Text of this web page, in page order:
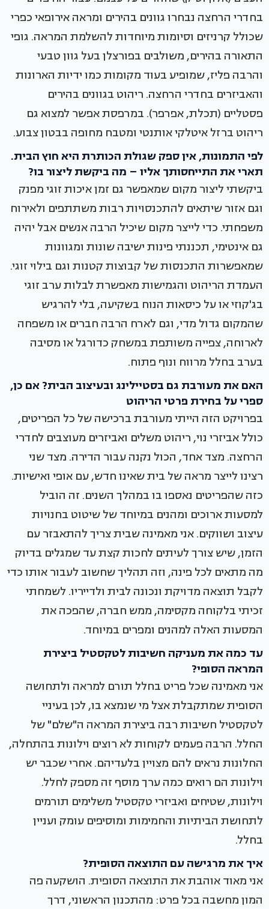
בחדרי הרחצה נבחרו גוונים בהירים ומראה אירופאי כפרי
שכולל קרניזים וסיומות מיוחדות להשלמת המראה. גופי
התאורה בהירים, משולבים בפורצלן בעל גוון טבעי
והרבה פליז, שמופיע בעוד מקומות כמו ידיות הארונות
והאביזרים בחדרי הרחצה. ריהוט בגוונים בהירים
פסטליים (תכלת, אפרפר). במרפסת אפשר למצוא גם
ריהוט ברזל איטלקי אותנטי ומטבח מחופה בבטון צבוע.
לפי התמונות, אין ספק שגולת הכותרת היא חוץ הבית.
תארי את התייחסותך אליו – מה ביקשת ליצור בו?
ביקשתי ליצור מקום שמאפשר גם זמן איכות זוגי מפנק
וגם אזור שיתאים להתכנסויות רבות משתתפים ולאירוח
משפחתי. כדי לייצר מקום שיכיל הרבה אנשים אבל יהיה
גם אינטימי, תכננתי פינות ישיבה שונות ומגוונות
שמאפשרות התכנסות של קבוצות קטנות וגם בילוי זוגי.
העמדת הריהוט והגמישות מאפשרת לבלות ערב זוגי
בג'קוזי או על כיסאות הנוח בשקיעה, בלי להרגיש
שהמקום גדול מדי, וגם לארח הרבה חברים או משפחה
לארוחה, צפייה משותפת במשחק כדורגל או מסיבה
בערב בחלל מרווח ונוף פתוח.
האם את מעורבת גם בסטיילינג ובעיצוב הבית? אם כן,
ספרי על בחירת פרטי הריהוט
בפרויקט הזה הייתי מעורבת ברכישה של כל הפריטים,
כולל אביזרי נוי, ריהוט משלים ואביזרים מעוצבים לחדרי
הרחצה. מצד אחד, הכול נקנה עבור הדירה. מצד שני
רצינו לייצר מראה של בית שאינו חדש, עם אופי ואישיות.
כזה שהפריטים נאספו בו במהלך השנים. זה הוביל
למסעות ארוכים ומהנים במיוחד של שיטוט בחנויות
עיצוב ושווקים. אני מאמינה שבית צריך להתאבזר עם
הזמן, שיש צורך לעיתים לחכות קצת עד שמגלים בדיוק
מה מתאים לכל פינה, וזה תהליך שחשוב לעבור אותו כדי
לקבל תוצאה מדויקת ונכונה לבית ולדייריו. לשמחתי
זכיתי בלקוחה מקסימה, ממש חברה, שהפכה את
המסעות האלה למהנים ומפרים במיוחד.
עד כמה את מעניקה חשיבות לטקסטיל ביצירת
המראה הסופי?
אני מאמינה שכל פריט בחלל תורם למראה ולתחושה
הסופית שמתקבלת אצל מי שנמצא בו, לכן בעיניי
לטקסטיל חשיבות רבה ביצירת המראה ה"שלם" של
החלל. הרבה פעמים לקוחות לא רוצים וילונות בהתחלה,
החלונות נראים להם מצויין בלעדיהם. אחרי שכבר יש
וילונות הם רואים כמה ערך מוסף זה מספק לחלל.
וילונות, שטיחים ואביזרי טקסטיל משלימים תורמים
לתחושת הביתיות והחמימות ומוסיפים עומק ועניין
בחלל.
איך את מרגישה עם התוצאה הסופית?
אני מאוד אוהבת את התוצאה הסופית. הושקעה פה
המון מחשבה בכל פרט: מהתכנון הראשוני, דרך